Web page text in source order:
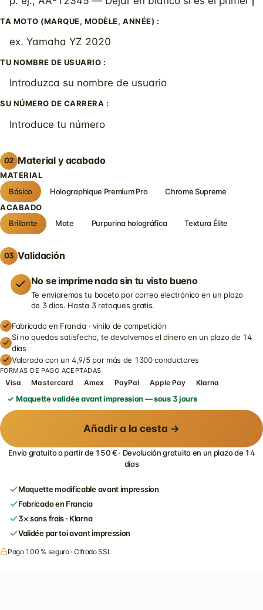
TA MOTO (MARQUE, MODÈLE, ANNÉE) :
TU NOMBRE DE USUARIO :
SU NÚMERO DE CARRERA :
02 Material y acabado
MATERIAL
Básico
Holographique Premium Pro
Chrome Supreme
ACABADO
Brillante
Mate Purpurina holográfica Textura Élite
03 Validación
No se imprime nada sin tu visto bueno
Te enviaremos tu boceto por correo electrónico en un plazo
de 3 días. Hasta 3 retoques gratis.
Fabricado en Francia · vinilo de competición
Si no quedas satisfecho, te devolvemos el dinero en un plazo de 14
días
Valorado con un 4,9/5 por más de 1300 conductores
FORMAS DE PAGO ACEPTADAS
Visa Mastercard Amex PayPal Apple Pay Klarna
Maquette validée avant impression — sous 3 jours
Añadir a la cesta →
Envío gratuito a partir de 150 € · Devolución gratuita en un plazo de 14
días
Maquette modificable avant impression
Fabricado en Francia
3× sans frais · Klarna
Validée par toi avant impression
Pago 100 % seguro · Cifrado SSL